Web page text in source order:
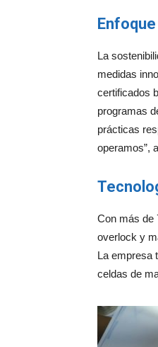
La
medidas
certificados
programas
prácticas
operamos”,
Con más de
overlock y
La empresa
celdas de